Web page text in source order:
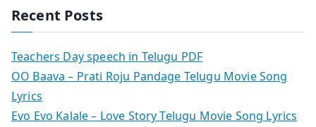
Recent Posts
Teachers Day speech in Telugu PDF
OO Baava – Prati Roju Pandage Telugu Movie Song
Lyrics
Evo Evo Kalale – Love Story Telugu Movie Song Lyrics